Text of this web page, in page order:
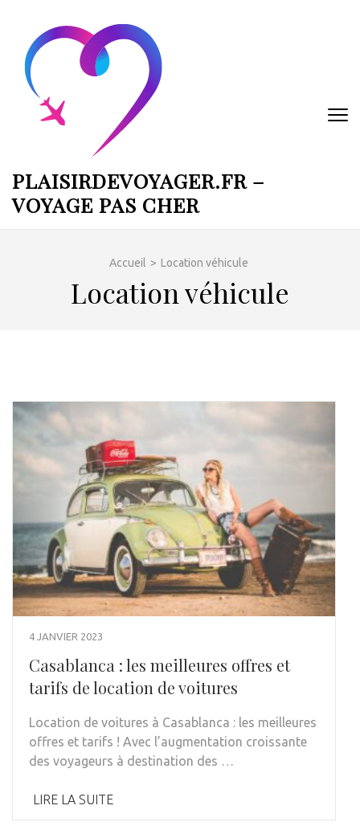
contenu
(Pressez
Entrée)
PLAISIRDEVOYAGER.FR –
VOYAGE PAS CHER
Accueil > Location véhicule
Location véhicule
4 JANVIER 2023
Casablanca : les meilleures offres et
tarifs de location de voitures
Location de voitures à Casablanca : les meilleures
offres et tarifs ! Avec l’augmentation croissante
des voyageurs à destination des …
LIRE LA SUITE